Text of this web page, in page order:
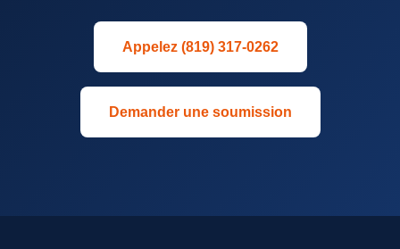
Appelez (819) 317-0262
Demander une soumission